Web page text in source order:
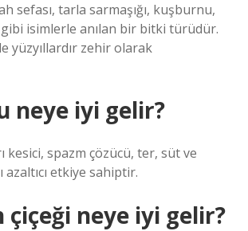
sefası, tarla sarmaşığı, kuşburnu,
isimlerle anılan bir bitki türüdür.
yüzyıllardır zehir olarak
neye iyi gelir?
kesici, spazm çözücü, ter, süt ve
azaltıcı etkiye sahiptir.
çiçeği neye iyi gelir?